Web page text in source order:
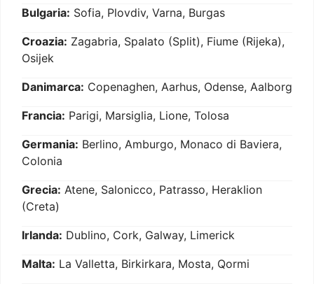
Bulgaria: Sofia, Plovdiv, Varna, Burgas
Croazia: Zagabria, Spalato (Split), Fiume (Rijeka),
Osijek
Danimarca: Copenaghen, Aarhus, Odense, Aalborg
Francia: Parigi, Marsiglia, Lione, Tolosa
Germania: Berlino, Amburgo, Monaco di Baviera,
Colonia
Grecia: Atene, Salonicco, Patrasso, Heraklion
(Creta)
Irlanda: Dublino, Cork, Galway, Limerick
Malta: La Valletta, Birkirkara, Mosta, Qormi